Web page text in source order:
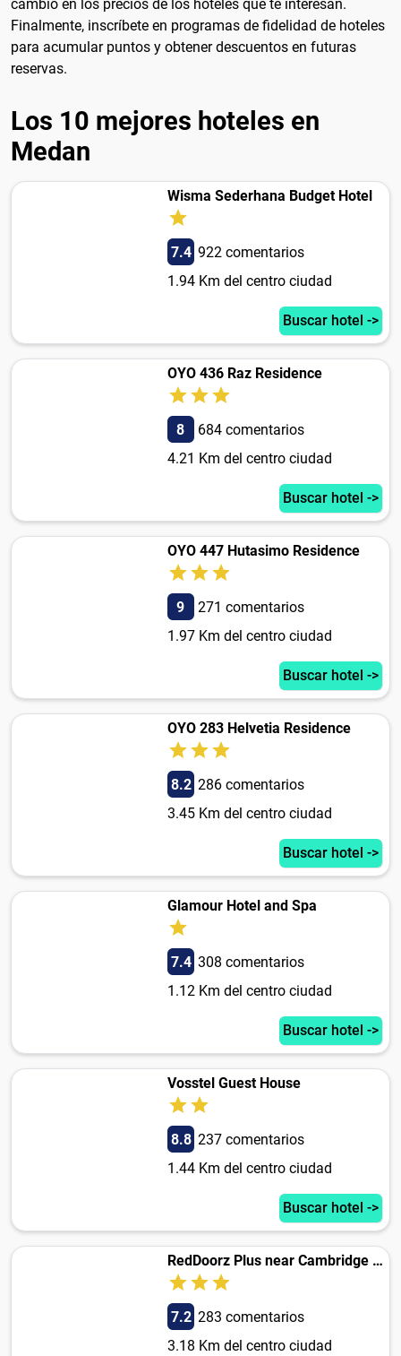
cambio en los precios de los hoteles que te interesan.
Finalmente, inscríbete en programas de fidelidad de hoteles
para acumular puntos y obtener descuentos en futuras
reservas.
Los 10 mejores hoteles en
Medan
Wisma Sederhana Budget Hotel
7.4 922 comentarios
1.94 Km del centro ciudad
Buscar hotel ->
OYO 436 Raz Residence
8
684 comentarios
4.21 Km del centro ciudad
Buscar hotel ->
OYO 447 Hutasimo Residence
9
271 comentarios
1.97 Km del centro ciudad
Buscar hotel ->
OYO 283 Helvetia Residence
8.2 286 comentarios
3.45 Km del centro ciudad
Buscar hotel ->
Glamour Hotel and Spa
7.4 308 comentarios
1.12 Km del centro ciudad
Buscar hotel ->
Vosstel Guest House
8.8 237 comentarios
1.44 Km del centro ciudad
Buscar hotel ->
RedDoorz Plus near Cambridge City Square 2
7.2 283 comentarios
3.18 Km del centro ciudad